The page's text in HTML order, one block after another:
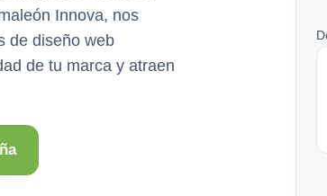
Innova, nos
de diseño web
de tu marca y atraen